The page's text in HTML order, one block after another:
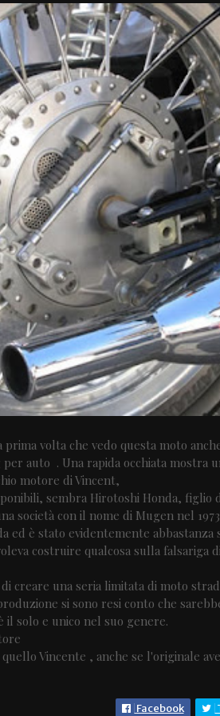
prima volta che vedo questa moto
auto . Una rapida occhiata mostra
motore di Vincent,
sembra Hirotoshi Honda, figlio
società con il nome di Mugen nel
ed è stato evidentemente
costruire qualcosa sulla falsariga
creare una seria limitata di moto
si sono resi conto che
solo e unico nel suo genere.
Vincente , anche se l'originale
Facebook